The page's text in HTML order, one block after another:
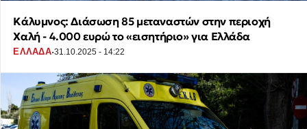
Κάλυμνος: Διάσωση 85 μεταναστών στην περιοχή
Χαλή - 4.000 ευρώ το «εισητήριο» για Ελλάδα
ΕΛΛΑΔΑ·31.10.2025 - 14:22